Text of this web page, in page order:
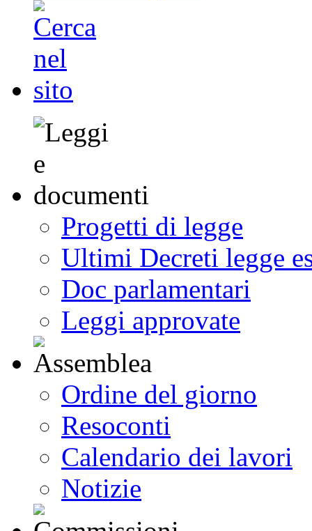
Progetti di legge
Ultimi Decreti legge
Doc parlamentari
Leggi approvate
Ordine del giorno
Resoconti
Calendario dei lavori
Notizie